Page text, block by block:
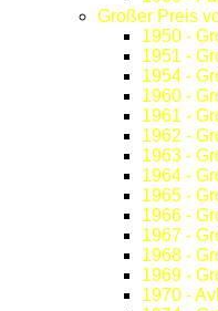
Großer Preis
1950 -
1951 -
1954 -
1960 -
1961 -
1962 -
1963 -
1964 -
1965 -
1966 -
1967 -
1968 -
1969 -
1970 -